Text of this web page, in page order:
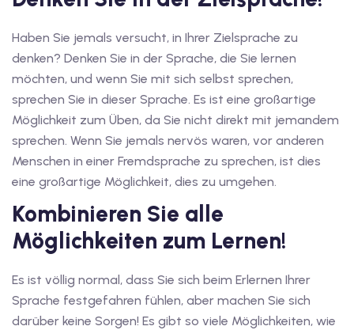
mit
Haben Sie jemals versucht, in Ihrer Zielsprache zu
denken? Denken Sie in der Sprache, die Sie lernen
möchten, und wenn Sie mit sich selbst sprechen,
sprechen Sie in dieser Sprache. Es ist eine großartige
Möglichkeit zum Üben, da Sie nicht direkt mit jemandem
sprechen. Wenn Sie jemals nervös waren, vor anderen
Menschen in einer Fremdsprache zu sprechen, ist dies
eine großartige Möglichkeit, dies zu umgehen.
Kombinieren Sie alle
Möglichkeiten zum Lernen!
Es ist völlig normal, dass Sie sich beim Erlernen Ihrer
Sprache festgefahren fühlen, aber machen Sie sich
darüber keine Sorgen! Es gibt so viele Möglichkeiten, wie